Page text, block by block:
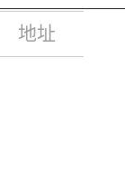
地址